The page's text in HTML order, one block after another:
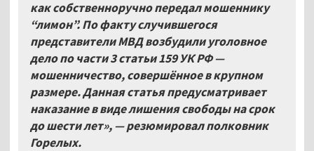
как собственноручно передал мошеннику
“лимон”. По факту случившегося
представители МВД возбудили уголовное
дело по части 3 статьи 159 УК РФ —
мошенничество, совершённое в крупном
размере. Данная статья предусматривает
наказание в виде лишения свободы на срок
до шести лет», — резюмировал полковник
Горелых.